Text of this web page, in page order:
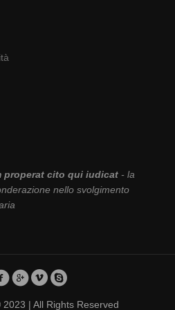
properat cito qui iudicat- la
nello svolgimento
| All Rights Reserved